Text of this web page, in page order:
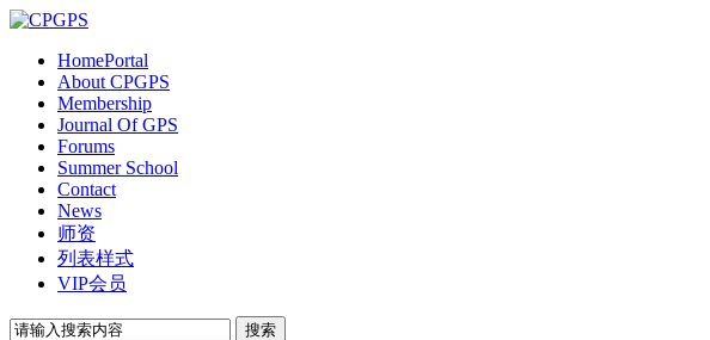
HomePortal
About CPGPS
Membership
Journal Of GPS
Forums
Summer School
Contact
News
师资
列表样式
VIP会员
搜索